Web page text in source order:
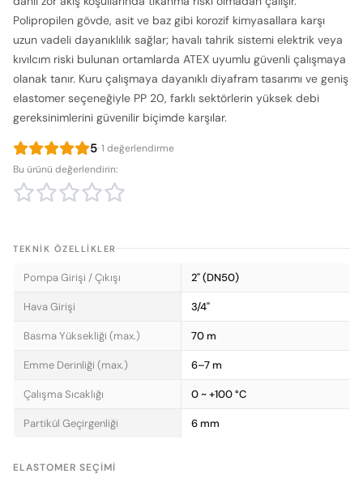
Polipropilen gövde, asit ve baz gibi korozif kimyasallara karşı
uzun vadeli dayanıklılık sağlar; havalı tahrik sistemi elektrik veya
kıvılcım riski bulunan ortamlarda ATEX uyumlu güvenli çalışmaya
olanak tanır. Kuru çalışmaya dayanıklı diyafram tasarımı ve geniş
elastomer seçeneğiyle PP 20, farklı sektörlerin yüksek debi
gereksinimlerini güvenilir biçimde karşılar.
5· 1 değerlendirme
Bu ürünü değerlendirin:
TEKNIK ÖZELLIKLER
Pompa Girişi / Çıkışı 2" (DN50)
Hava Girişi 3/4"
Basma Yüksekliği (max.) 70 m
Emme Derinliği (max.) 6–7 m
Çalışma Sıcaklığı 0 ~ +100 °C
Partikül Geçirgenliği 6 mm
ELASTOMER SEÇIMI